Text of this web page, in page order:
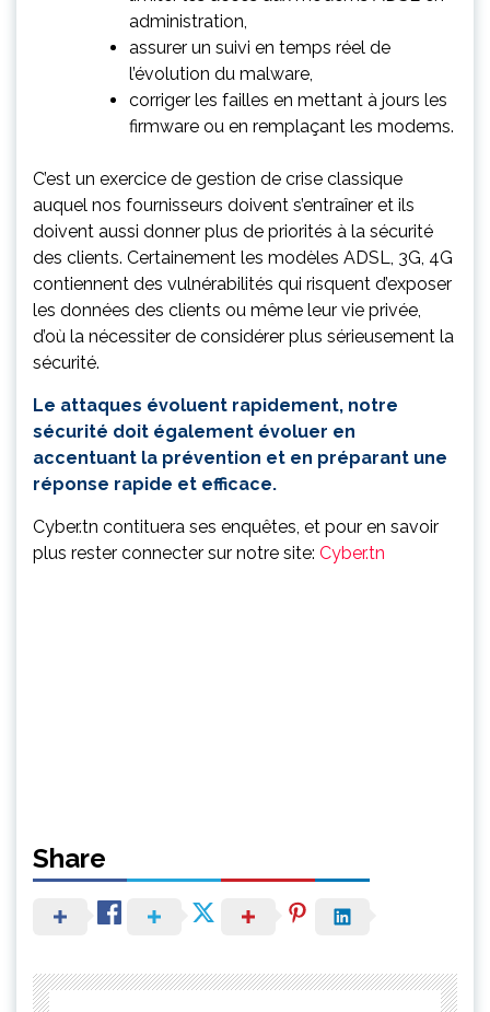
administration,
assurer un suivi en temps réel de
l’évolution du malware,
corriger les failles en mettant à jours les
firmware ou en remplaçant les modems.
C’est un exercice de gestion de crise classique
auquel nos fournisseurs doivent s’entraîner et ils
doivent aussi donner plus de priorités à la sécurité
des clients. Certainement les modèles ADSL, 3G, 4G
contiennent des vulnérabilités qui risquent d’exposer
les données des clients ou même leur vie privée,
d’où la nécessiter de considérer plus sérieusement la
sécurité.
Le attaques évoluent rapidement, notre
sécurité doit également évoluer en
accentuant la prévention et en préparant une
réponse rapide et efficace.
Cyber.tn contituera ses enquêtes, et pour en savoir
plus rester connecter sur notre site: Cyber.tn
Share